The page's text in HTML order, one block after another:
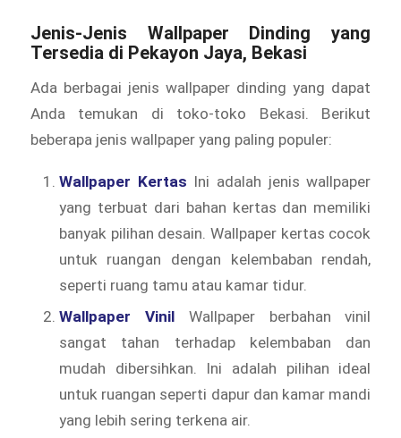
Jenis-Jenis Wallpaper Dinding yang
Tersedia di Pekayon Jaya, Bekasi
Ada berbagai jenis wallpaper dinding yang dapat
Anda temukan di toko-toko Bekasi. Berikut
beberapa jenis wallpaper yang paling populer:
Wallpaper Kertas Ini adalah jenis wallpaper
yang terbuat dari bahan kertas dan memiliki
banyak pilihan desain. Wallpaper kertas cocok
untuk ruangan dengan kelembaban rendah,
seperti ruang tamu atau kamar tidur.
Wallpaper VinilWallpaper berbahan vinil
sangat tahan terhadap kelembaban dan
mudah dibersihkan. Ini adalah pilihan ideal
untuk ruangan seperti dapur dan kamar mandi
yang lebih sering terkena air.